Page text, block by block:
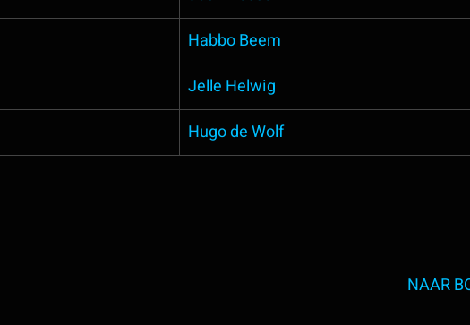
Habbo Beem
Jelle Helwig
Hugo de Wolf
NAAR